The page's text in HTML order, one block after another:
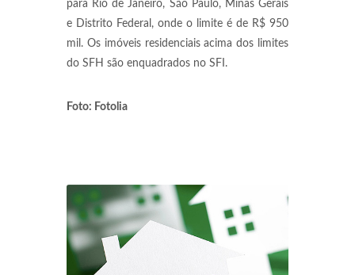
para Rio de Janeiro, São Paulo, Minas Gerais
e Distrito Federal, onde o limite é de R$ 950
mil. Os imóveis residenciais acima dos limites
do SFH são enquadrados no SFI.
Foto: Fotolia